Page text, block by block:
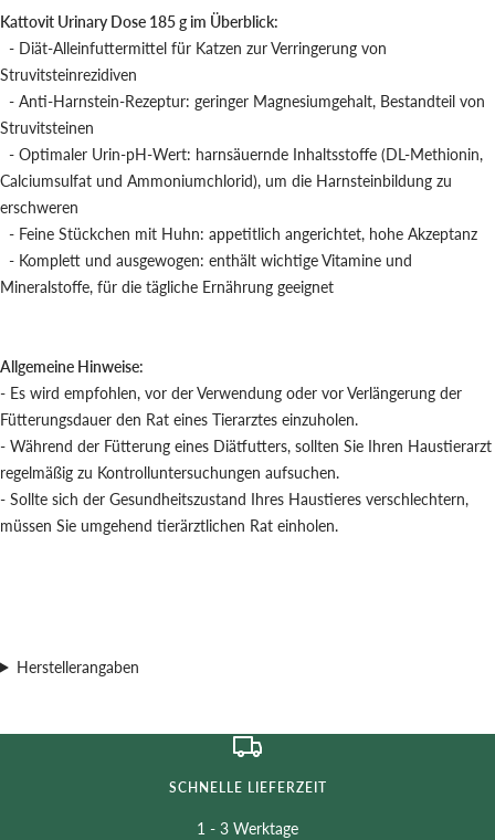
Kattovit Urinary Dose 185 g im Überblick:
- Diät-Alleinfuttermittel für Katzen zur Verringerung von
Struvitsteinrezidiven
- Anti-Harnstein-Rezeptur: geringer Magnesiumgehalt, Bestandteil von
Struvitsteinen
- Optimaler Urin-pH-Wert: harnsäuernde Inhaltsstoffe (DL-Methionin,
Calciumsulfat und Ammoniumchlorid), um die Harnsteinbildung zu
erschweren
- Feine Stückchen mit Huhn: appetitlich angerichtet, hohe Akzeptanz
- Komplett und ausgewogen: enthält wichtige Vitamine und
Mineralstoffe, für die tägliche Ernährung geeignet
Allgemeine Hinweise:
- Es wird empfohlen, vor der Verwendung oder vor Verlängerung der
Fütterungsdauer den Rat eines Tierarztes einzuholen.
- Während der Fütterung eines Diätfutters, sollten Sie Ihren Haustierarzt
regelmäßig zu Kontrolluntersuchungen aufsuchen.
- Sollte sich der Gesundheitszustand Ihres Haustieres verschlechtern,
müssen Sie umgehend tierärztlichen Rat einholen.
Herstellerangaben
SCHNELLE LIEFERZEIT
1 - 3 Werktage